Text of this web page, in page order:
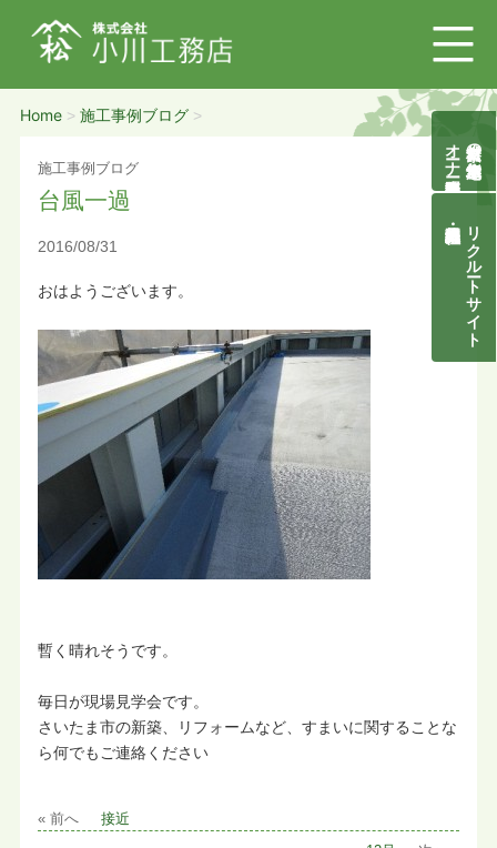
Home> 施工事例ブログ>
施工事例ブログ
台風一過
2016/08/31
おはようございます。
暫く晴れそうです。
毎日が現場見学会です。
さいたま市の新築、リフォームなど、すまいに関することな
ら何でもご連絡ください
« 前へ 接近
自然素材の無垢木造住宅
オーナー様募集説明会
リクルートサイト